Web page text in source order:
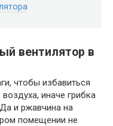
вентилятор в
чтобы избавиться
иначе грибка
и ржавчина на
помещении не